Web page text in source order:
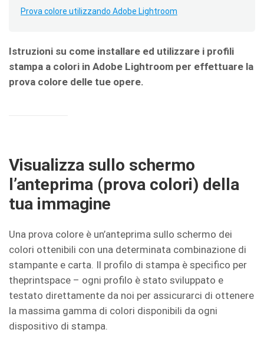
Prova colore utilizzando Adobe Lightroom
Istruzioni su come installare ed utilizzare i profili
stampa a colori in Adobe Lightroom per effettuare la
prova colore delle tue opere.
Visualizza sullo schermo
l’anteprima (prova colori) della
tua immagine
Una prova colore è un’anteprima sullo schermo dei
colori ottenibili con una determinata combinazione di
stampante e carta. Il profilo di stampa è specifico per
theprintspace – ogni profilo è stato sviluppato e
testato direttamente da noi per assicurarci di ottenere
la massima gamma di colori disponibili da ogni
dispositivo di stampa.